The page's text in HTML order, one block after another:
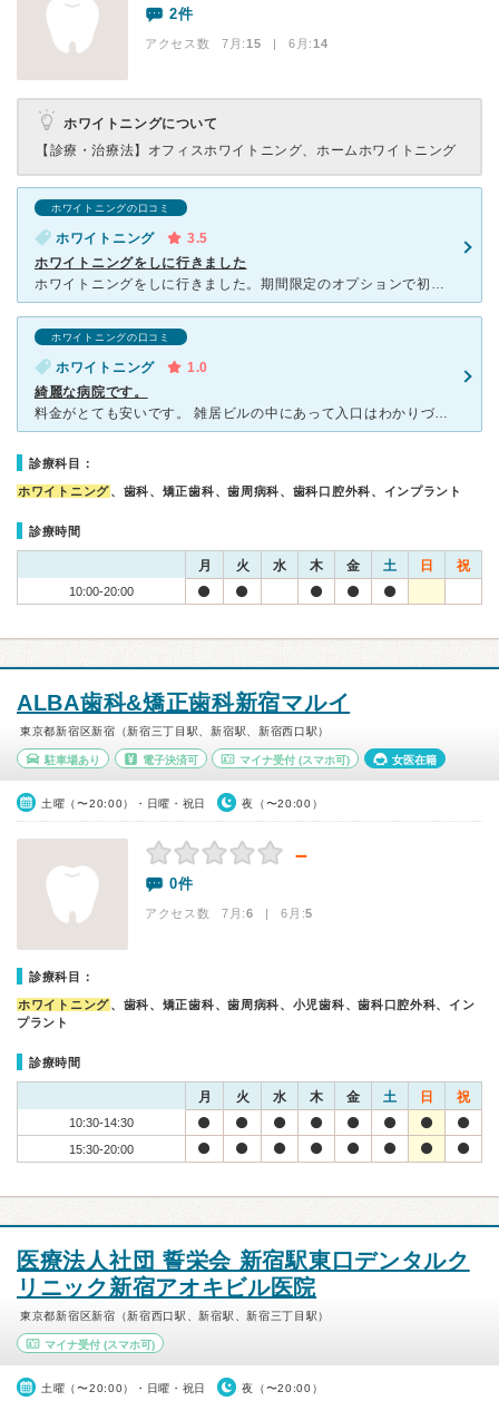
2件
アクセス数 7月:15 | 6月:14
ホワイトニングについて
【診療・治療法】 オフィスホワイトニング、ホームホワイトニング
ホワイトニングの口コミ
ホワイトニング
3.5
ホワイトニングをしに行きました
ホワイトニングをしに行きました。期間限定のオプションで初回は２５００円のところが無料になっているのを受けました。 待ち時間は5分くらいと短いです。ホワイトニングを専門にしているので専門の方がたくさん
ホワイトニングの口コミ
ホワイトニング
1.0
綺麗な病院です。
料金がとても安いです。 雑居ビルの中にあって入口はわかりづらいですが、 院内は明るく綺麗で、働いている方々も若い綺麗な女性ばかりです。 一番安い１回２５００円のコースは、薬剤が染みやすい（知
診療科目：
ホワイトニング、歯科、矯正歯科、歯周病科、歯科口腔外科、インプラント
診療時間
月 火 水 木 金 土 日 祝
10:00-20:00
ALBA歯科&矯正歯科新宿マルイ
東京都新宿区新宿（新宿三丁目駅、新宿駅、新宿西口駅）
駐車場あり 電子決済可 マイナ受付 (スマホ可) 女医在籍
土曜（〜20:00）・日曜・祝日 夜（〜20:00）
－
0件
アクセス数 7月:6 | 6月:5
診療科目：
ホワイトニング、歯科、矯正歯科、歯周病科、小児歯科、歯科口腔外科、イン
プラント
診療時間
月 火 水 木 金 土 日 祝
10:30-14:30
15:30-20:00
医療法人社団 誓栄会 新宿駅東口デンタルク
リニック新宿アオキビル医院
東京都新宿区新宿（新宿西口駅、新宿駅、新宿三丁目駅）
マイナ受付 (スマホ可)
土曜（〜20:00）・日曜・祝日 夜（〜20:00）